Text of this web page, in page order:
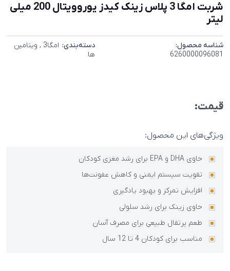
شربت امگا 3 پلاس زینک کیدز یوروویتال 200 میلی
لیتر
شناسه محصول:
6260000096081
دسته‌بندی: امگا3 , ویتامین
ها
قیمت:
ویژگی‌های این محصول:
حاوی DHA و EPA برای رشد مغزی کودکان
تقویت سیستم ایمنی و کاهش عفونت‌ها
افزایش تمرکز و بهبود یادگیری
حاوی زینک برای رشد سلولی
طعم پرتقال طبیعی برای مصرف آسان
مناسب برای کودکان 4 تا 12 سال